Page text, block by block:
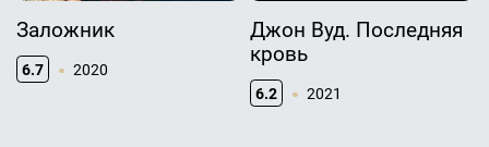
Заложник
6.7 2020
Джон Вуд. Последняя
кровь
6.2 2021